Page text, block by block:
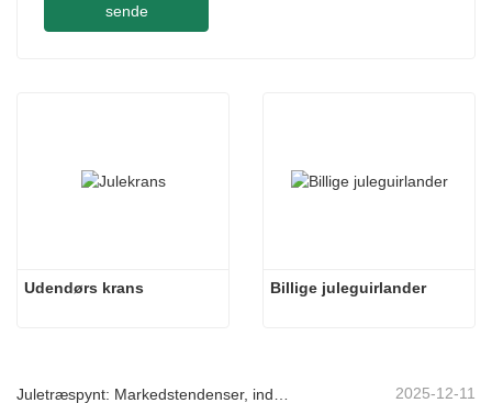
sende
Udendørs krans Billige juleguirlander
2025-12-11